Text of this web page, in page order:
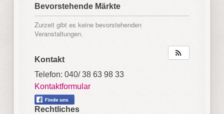
Bevorstehende Märkte
Zurzeit gibt es keine bevorstehenden
Veranstaltungen.
Kontakt
Telefon: 040/ 38 63 98 33
Kontaktformular
Rechtliches